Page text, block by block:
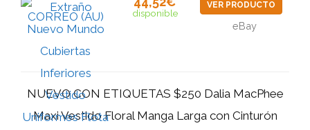
disponible
VER PRODUCTO
eBay
NUEVO CON ETIQUETAS $250 Dalia MacPhee
Maxi Vestido Floral Manga Larga con Cinturón